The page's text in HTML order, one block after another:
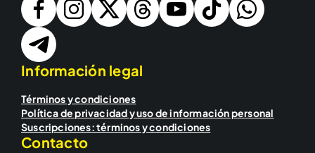
Información legal
Términos y condiciones
Política de privacidad y uso de información personal
Suscripciones: términos y condiciones
Contacto